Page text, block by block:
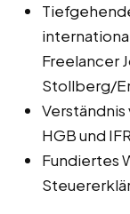
Freelancer
Stollberg/
HGB und
Fundiertes